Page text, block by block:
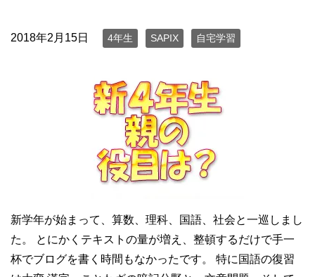
2018年2月15日 4年生 SAPIX 自宅学習
新学年が始まって、算数、理科、国語、社会と一巡しまし
た。 とにかくテキストの量が増え、整頓するだけで手一
杯でブログを書く時間もなかったです。 特に国語の復習